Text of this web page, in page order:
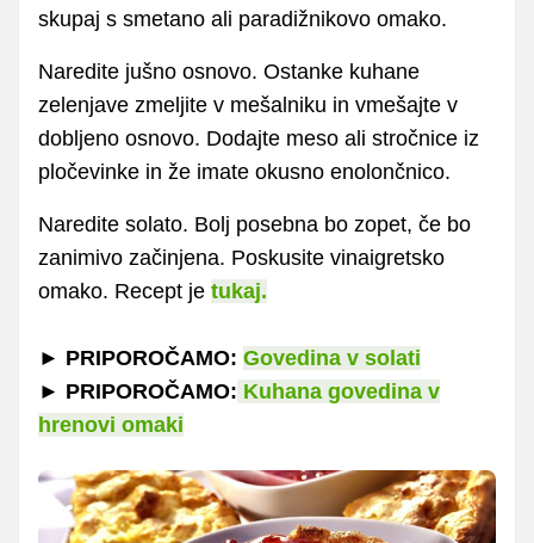
skupaj s smetano ali paradižnikovo omako.
Naredite jušno osnovo. Ostanke kuhane
zelenjave zmeljite v mešalniku in vmešajte v
dobljeno osnovo. Dodajte meso ali stročnice iz
pločevinke in že imate okusno enolončnico.
Naredite solato. Bolj posebna bo zopet, če bo
zanimivo začinjena. Poskusite vinaigretsko
omako. Recept je tukaj.
► PRIPOROČAMO: Govedina v solati
► PRIPOROČAMO: Kuhana govedina v
hrenovi omaki